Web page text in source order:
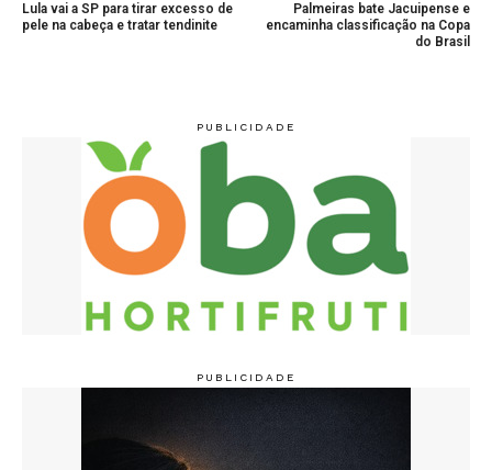
Lula vai a SP para tirar excesso de
pele na cabeça e tratar tendinite
Palmeiras bate Jacuipense e
encaminha classificação na Copa
do Brasil